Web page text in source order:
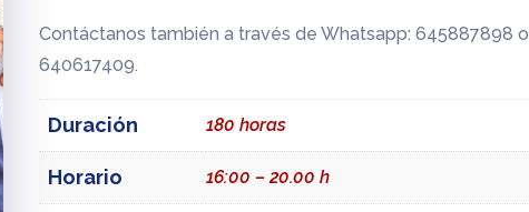
Contáctanos también a través de Whatsapp: 645887898 o
640617409.
Duración 180 horas
Horario 16:00 – 20.00 h